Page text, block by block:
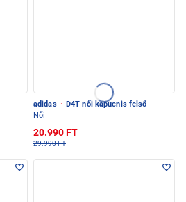
adidas · D4T női kapucnis felső
Női
20.990 FT
29.990 FT